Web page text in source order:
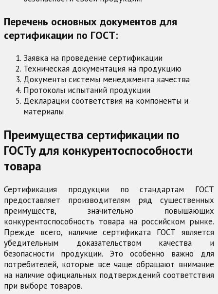
Перечень основных документов для
сертификации по ГОСТ:
Заявка на проведение сертификации
Техническая документация на продукцию
Документы системы менеджмента качества
Протоколы испытаний продукции
Декларации соответствия на компоненты и
материалы
Преимущества сертификации по
ГОСТу для конкурентоспособности
товара
Сертификация продукции по стандартам ГОСТ
предоставляет производителям ряд существенных
преимуществ, значительно повышающих
конкурентоспособность товара на российском рынке.
Прежде всего, наличие сертификата ГОСТ является
убедительным доказательством качества и
безопасности продукции. Это особенно важно для
потребителей, которые все чаще обращают внимание
на наличие официальных подтверждений соответствия
при выборе товаров.